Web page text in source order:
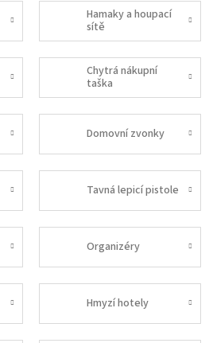
Hamaky a houpací
sítě
Chytrá nákupní
taška
Domovní zvonky
Tavná lepicí pistole
Organizéry
Hmyzí hotely